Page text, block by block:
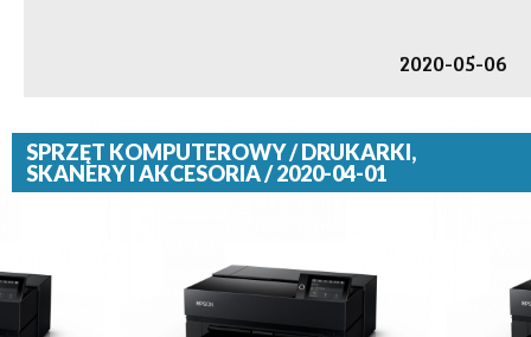
2020-05-06
SPRZĘT KOMPUTEROWY / DRUKARKI,
SKANERY I AKCESORIA / 2020-04-01